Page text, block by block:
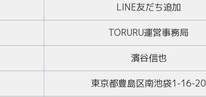
LINE友だち追加
TORURU運営事務局
濱谷信也
東京都豊島区南池袋1-16-20